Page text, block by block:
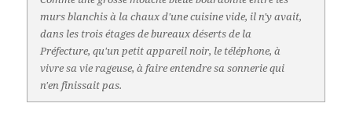
murs blanchis à la chaux d'une cuisine vide, il n'y avait,
dans les trois étages de bureaux déserts de la
Préfecture, qu'un petit appareil noir, le téléphone, à
vivre sa vie rageuse, à faire entendre sa sonnerie qui
n'en finissait pas.